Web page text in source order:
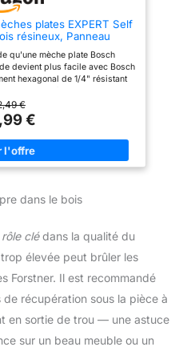
l'éperon central. 【Applications
multiples】: Le foret à bois
convient à la perceuse à
colonne, à la perceuse à
percussion, à la perceuse
d'établi, à la perceuse verticale,
l'installation de tiroirs, de têtes
sphériques de tiroirs ;
perforation de produits en bois,
contreplaqué. 【Coupe
parfaite】 : chevauchement,
traversant sur tous les types de
bois, percez facilement des
trous de charnière, des trous de
cylindre, des trous filetés de
bureau d'ordinateur, des
réaliser des trous à fond plat.
plates EXPERT Self
résineux, Panneau
qu'une mèche plate Bosch
devient plus facile avec Bosch
hexagonal de 1/4" résistant
les perçages rapides et les
les types de bois résineux,
le câblage, les tuyauteries ou
Facile à utiliser dans des
pas au bois dur Contenu de la
plates EXPERT Self Cut Speed,
€
€
dans le bois
clédans la qualité du
élevée peut brûler les
Forstner. Il est recommandé
récupération sous la pièce à
en sortie de trou — une astuce
sur un beau meuble ou un